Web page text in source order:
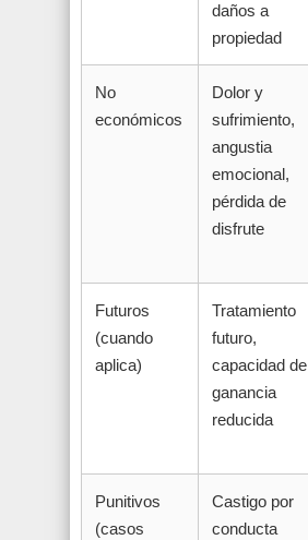
daños a
propiedad
No
económicos
Dolor y
sufrimiento,
angustia
emocional,
pérdida de
disfrute
Futuros
(cuando
aplica)
Tratamiento
futuro,
capacidad de
ganancia
reducida
Punitivos
(casos
Castigo por
conducta